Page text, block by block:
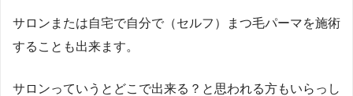
サロンまたは自宅で自分で（セルフ）まつ毛パーマを施術
することも出来ます。
サロンっていうとどこで出来る？と思われる方もいらっし